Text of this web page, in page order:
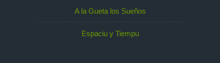
A la Gueta los Sueños
Espaciu y Tiempu